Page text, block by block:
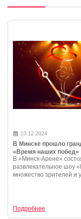
13.12.2024
В Минске прошло
«Время наших побед»
В «Минск-Арене»
развлекательное шоу
множество зрителей и
Подробнее